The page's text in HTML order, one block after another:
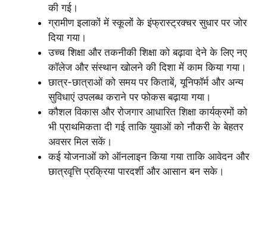
की गई।
ग्रामीण इलाकों में स्कूलों के इंफ्रास्ट्रक्चर सुधार पर जोर
दिया गया।
उच्च शिक्षा और तकनीकी शिक्षा को बढ़ावा देने के लिए नए
कॉलेज और संस्थान खोलने की दिशा में काम किया गया।
छात्र-छात्राओं को समय पर किताबें, यूनिफॉर्म और अन्य
सुविधाएं उपलब्ध कराने पर फोकस बढ़ाया गया।
कौशल विकास और रोजगार आधारित शिक्षा कार्यक्रमों को
भी प्राथमिकता दी गई ताकि युवाओं को नौकरी के बेहतर
अवसर मिल सकें।
कई योजनाओं को ऑनलाइन किया गया ताकि आवेदन और
छात्रवृत्ति प्रक्रिया पारदर्शी और आसान बन सके।